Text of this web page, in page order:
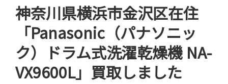
神奈川県横浜市金沢区在住
「Panasonic（パナソニッ
ク）ドラム式洗濯乾燥機 NA-
VX9600L」買取しました